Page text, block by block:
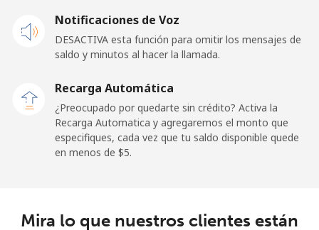
Notificaciones de Voz
DESACTIVA esta función para omitir los mensajes de
saldo y minutos al hacer la llamada.
Recarga Automática
¿Preocupado por quedarte sin crédito? Activa la
Recarga Automatica y agregaremos el monto que
especifiques, cada vez que tu saldo disponible quede
en menos de ⁦$5⁩.
Mira lo que nuestros clientes están